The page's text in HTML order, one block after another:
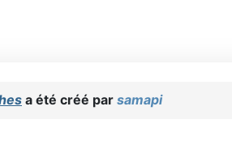
a été créé par samapi